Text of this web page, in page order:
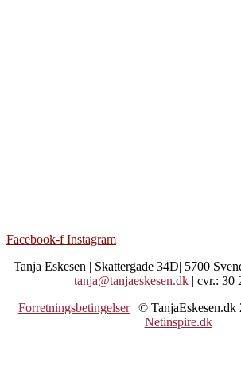
Facebook-f Instagram
Tanja Eskesen | Skattergade 34D| 5700
tanja@tanjaeskesen.dk | cvr.: 30
Forretningsbetingelser | © TanjaEskesen.dk
Netinspire.dk